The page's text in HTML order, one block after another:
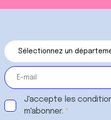
J'accepte les
m'abonner.